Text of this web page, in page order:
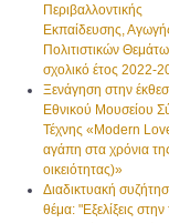
Περιβαλλοντικής
Εκπαίδευσης,
Πολιτιστικών
σχολικό έτος 2022-
Ξενάγηση στην
Εθνικού Μουσείου
Τέχνης «Modern
αγάπη στα χρόνια
οικειότητας)»
Διαδικτυακή
θέμα: "Εξελίξεις στην